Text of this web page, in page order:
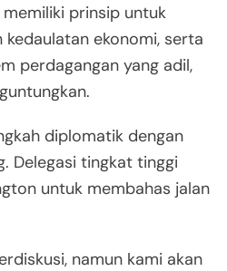
prinsip untuk
ekonomi, serta
perdagangan yang adil,
diplomatik dengan
Delegasi tingkat tinggi
untuk membahas jalan
namun kami akan